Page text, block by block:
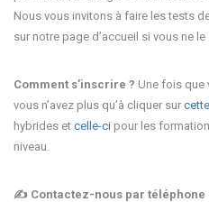
Nous vous invitons à faire les tests
sur notre page d’accueil si vous ne
Comment s’inscrire ? Une fois que
vous n’avez plus qu’à cliquer sur
hybrides et celle-ci pour les
niveau.
✍️ Contactez-nous par téléphone